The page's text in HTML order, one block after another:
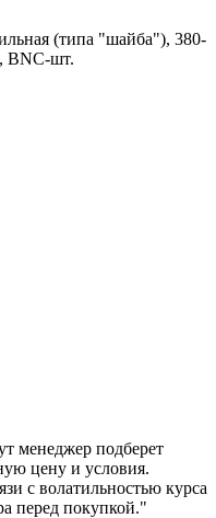
(типа "шайба"), 380-
BNC-шт.
менеджер подберет
цену и условия.
с волатильностью курса
перед покупкой."